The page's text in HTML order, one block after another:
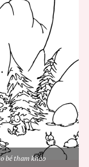
bé tham khảo